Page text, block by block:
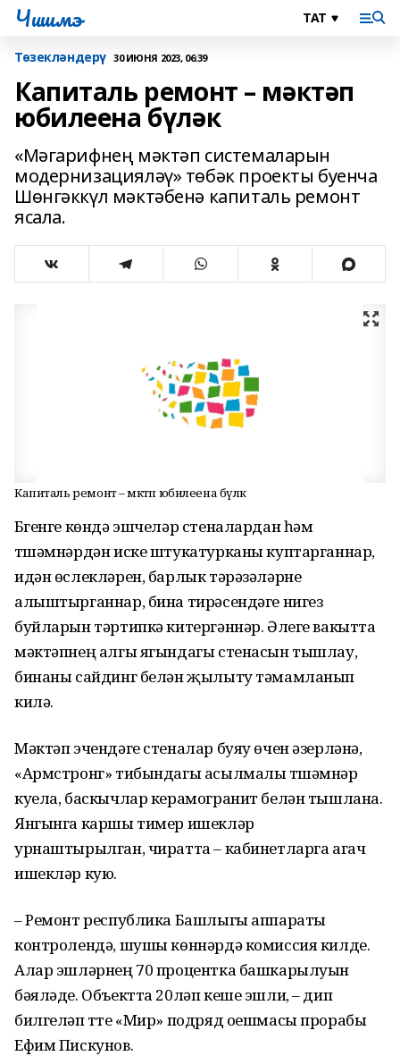
Чишмэ
Төзекләндерү 30 ИЮНЯ 2023, 06:39
Капиталь ремонт – мәктәп
юбилеена бүләк
«Мәгарифнең мәктәп системаларын
модернизацияләү» төбәк проекты буенча
Шөнгәккүл мәктәбенә капиталь ремонт
ясала.
Капиталь ремонт – мәктәп юбилеена бүләк
Бүгенге көндә эшчеләр стеналардан һәм
түшәмнәрдән иске штукатурканы куптарганнар,
идән өслекләрен, барлык тәрәзәләрне
алыштырганнар, бина тирәсендәге нигез
буйларын тәртипкә китергәннәр. Әлеге вакытта
мәктәпнең алгы ягындагы стенасын тышлау,
бинаны сайдинг белән җылыту тәмамланып
килә.
Мәктәп эчендәге стеналар буяу өчен әзерләнә,
«Армстронг» тибындагы асылмалы түшәмнәр
куела, баскычлар керамогранит белән тышлана.
Янгынга каршы тимер ишекләр
урнаштырылган, чиратта – кабинетларга агач
ишекләр кую.
– Ремонт республика Башлыгы аппараты
контролендә, шушы көннәрдә комиссия килде.
Алар эшләрнең 70 процентка башкарылуын
бәяләде. Объектта 20ләп кеше эшли, – дип
билгеләп үтте «Мир» подряд оешмасы прорабы
Ефим Пискунов.